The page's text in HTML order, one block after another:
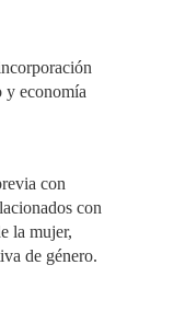
Y
LA
y economía
con
con
la mujer,
de género.